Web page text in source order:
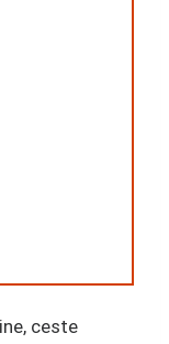
ceste